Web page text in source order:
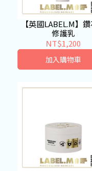
【英國LABEL.M】
修護乳
NT$1,200
加入購物車